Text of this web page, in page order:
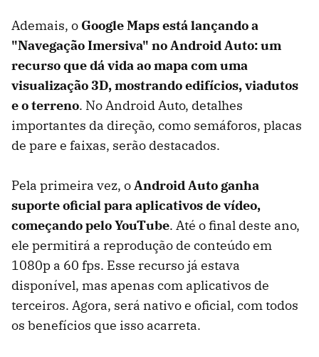
Ademais, o Google Maps está lançando a
"Navegação Imersiva" no Android Auto: um
recurso que dá vida ao mapa com uma
visualização 3D, mostrando edifícios, viadutos
e o terreno. No Android Auto, detalhes
importantes da direção, como semáforos, placas
de pare e faixas, serão destacados.
Pela primeira vez, oAndroid Auto ganha
suporte oficial para aplicativos de vídeo,
começando pelo YouTube. Até o final deste ano,
ele permitirá a reprodução de conteúdo em
1080p a 60 fps. Esse recurso já estava
disponível, mas apenas com aplicativos de
terceiros. Agora, será nativo e oficial, com todos
os benefícios que isso acarreta.